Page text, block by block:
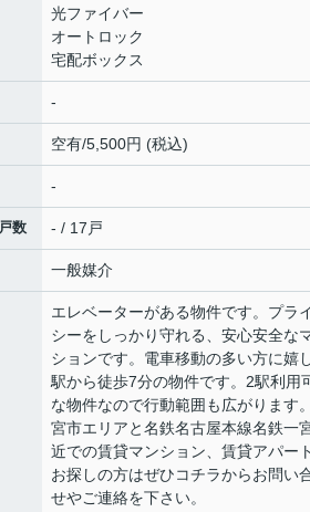
光ファイバー
オートロック
宅配ボックス
-
空有/5,500円 (税込)
-
数 - / 17戸
一般媒介
エレベーターがある物件です。プラ
シーをしっかり守れる、安心安全な
ションです。電車移動の多い方に嬉
駅から徒歩7分の物件です。2駅利用
な物件なので行動範囲も広がります
宮市エリアと名鉄名古屋本線名鉄一
近での賃貸マンション、賃貸アパー
お探しの方はぜひコチラからお問い
せやご連絡を下さい。